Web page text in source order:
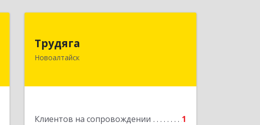
Трудяга
Новоалтайск
Клиентов на сопровождении
1
658080, Алтайский край, Новоалтайск
г, Прудская ул, дом № 10-21
Подробнее